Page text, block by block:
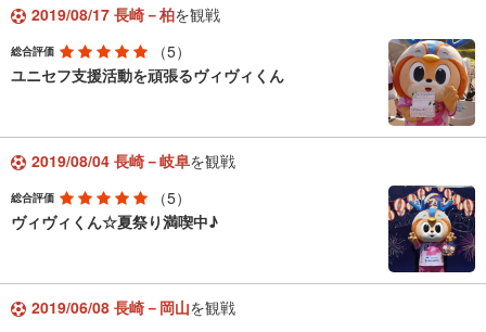
2019/08/17 長崎－柏を観戦
総合評価
（5）
ユニセフ支援活動を頑張るヴィヴィくん
2019/08/04 長崎－岐阜を観戦
総合評価
（5）
ヴィヴィくん☆夏祭り満喫中♪
2019/06/08 長崎－岡山を観戦